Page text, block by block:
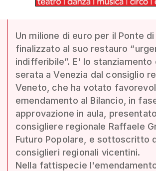
Un milione di euro per il Ponte di
finalizzato al suo restauro
indifferibile”. E' lo stanziamento
serata a Venezia dal consiglio
Veneto, che ha votato
emendamento al Bilancio, in
approvazione in aula,
consigliere regionale Raffaele
Futuro Popolare, e sottoscritto
consiglieri regionali vicentini.
Nella fattispecie